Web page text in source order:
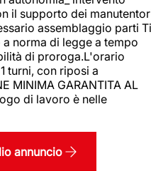
il supporto dei
assemblaggio parti Ti
norma di legge a tempo
di proroga.L'orario
turni, con riposi a
MINIMA GARANTITA AL
di lavoro è nelle
annuncio